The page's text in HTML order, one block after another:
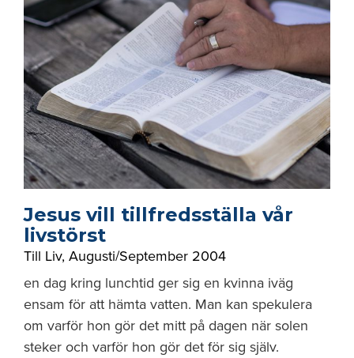
Jesus vill tillfredsställa vår
livstörst
Till Liv, Augusti/September 2004
en dag kring lunchtid ger sig en kvinna iväg
ensam för att hämta vatten. Man kan spekulera
om varför hon gör det mitt på dagen när solen
steker och varför hon gör det för sig själv.